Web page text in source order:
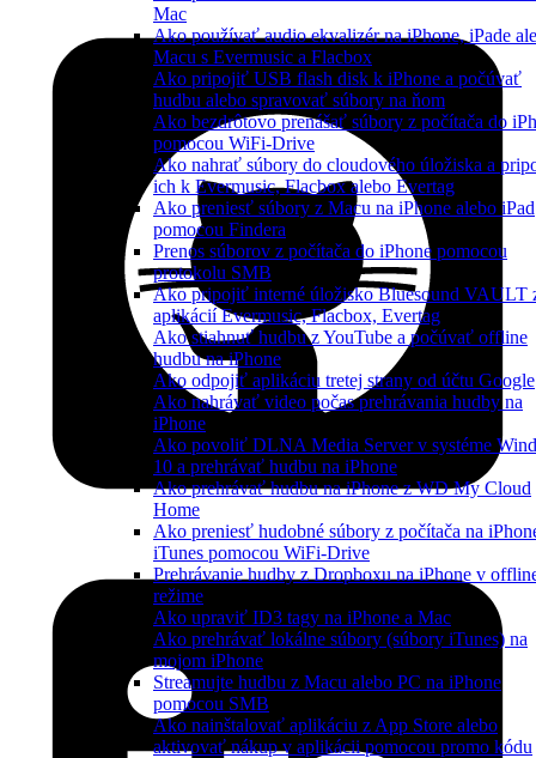
Mac
Ako používať audio ekvalizér na iPhone, iPade
Macu s Evermusic a Flacbox
Ako pripojiť USB flash disk k iPhone a počúvať
hudbu alebo spravovať súbory na ňom
Ako bezdrôtovo prenášať súbory z počítača do
pomocou WiFi-Drive
Ako nahrať súbory do cloudového úložiska a
ich k Evermusic, Flacbox alebo Evertag
Ako preniesť súbory z Macu na iPhone alebo iPad
pomocou Findera
Prenos súborov z počítača do iPhone pomocou
protokolu SMB
Ako pripojiť interné úložisko Bluesound VAULT
aplikácií Evermusic, Flacbox, Evertag
Ako stiahnuť hudbu z YouTube a počúvať offline
hudbu na iPhone
Ako odpojiť aplikáciu tretej strany od účtu Google
Ako nahrávať video počas prehrávania hudby na
iPhone
Ako povoliť DLNA Media Server v systéme
10 a prehrávať hudbu na iPhone
Ako prehrávať hudbu na iPhone z WD My Cloud
Home
Ako preniesť hudobné súbory z počítača na
iTunes pomocou WiFi-Drive
Prehrávanie hudby z Dropboxu na iPhone v
režime
Ako upraviť ID3 tagy na iPhone a Mac
Ako prehrávať lokálne súbory (súbory iTunes) na
mojom iPhone
Streamujte hudbu z Macu alebo PC na iPhone
pomocou SMB
Ako nainštalovať aplikáciu z App Store alebo
aktivovať nákup v aplikácii pomocou promo kódu